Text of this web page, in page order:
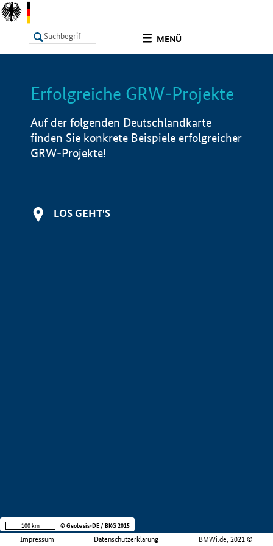
MENÜ
LISTE Info
Erfolgreiche GRW-Projekte
Auf der folgenden Deutschlandkarte
finden Sie konkrete Beispiele erfolgreicher
GRW-Projekte!
LOS GEHT'S
Impressum Datenschutzerklärung BMWi.de, 2021 ©
100 km © Geobasis-DE / BKG 2015